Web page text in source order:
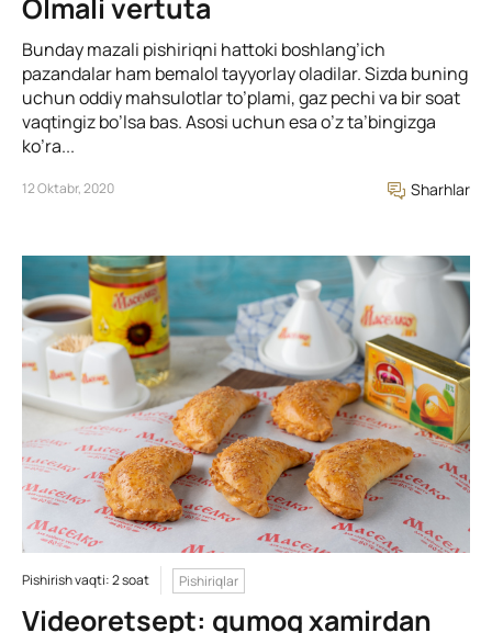
Olmali vertuta
Bunday mazali pishiriqni hattoki boshlang’ich
pazandalar ham bemalol tayyorlay oladilar. Sizda buning
uchun oddiy mahsulotlar to’plami, gaz pechi va bir soat
vaqtingiz bo’lsa bas. Asosi uchun esa o’z ta’bingizga
ko’ra...
12 Oktabr, 2020 Sharhlar
Pishirish vaqti: 2 soat Pishiriqlar
Videoretsept: qumoq xamirdan